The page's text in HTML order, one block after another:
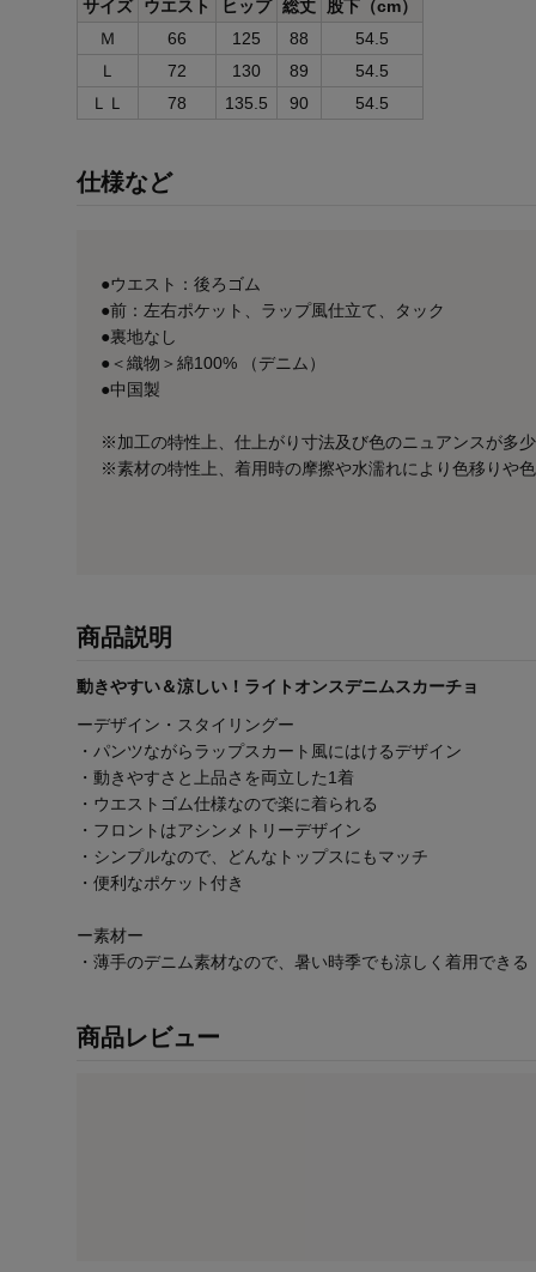
サイズ ウエスト ヒップ 総丈
股下（cm）
Ｍ
66 125 88
54.5
Ｌ
72 130 89
54.5
ＬＬ
78 135.5 90 54.5
仕様など
●ウエスト：後ろゴム
●前：左右ポケット、ラップ風仕立て、タック
●裏地なし
●＜織物＞綿100% （デニム）
●中国製
※加工の特性上、仕上がり寸法及び色のニュアンスが多
※素材の特性上、着用時の摩擦や水濡れにより色移りや
商品説明
動きやすい＆涼しい！ライトオンスデニムスカーチョ
ーデザイン・スタイリングー
・パンツながらラップスカート風にはけるデザイン
・動きやすさと上品さを両立した1着
・ウエストゴム仕様なので楽に着られる
・フロントはアシンメトリーデザイン
・シンプルなので、どんなトップスにもマッチ
・便利なポケット付き
ー素材ー
・薄手のデニム素材なので、暑い時季でも涼しく着用できる
商品レビュー